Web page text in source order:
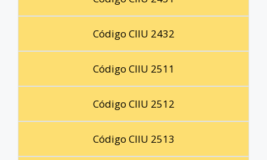
Código CIIU 2432
Código CIIU 2511
Código CIIU 2512
Código CIIU 2513